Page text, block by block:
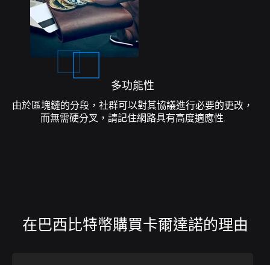
多功能性
由於區塊鏈的分段，社群可以對其協議進行必要的更改，
而無需硬分叉，請記住網路具有高度適應性.
在巴西比特幣購買卡爾達諾的理由